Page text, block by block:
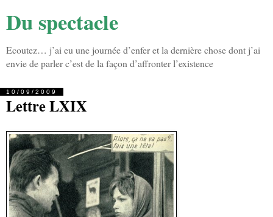
Du spectacle
Ecoutez… j’ai eu une journée d’enfer et la dernière chose dont j’ai
envie de parler c’est de la façon d’affronter l’existence
10/09/2009
Lettre LXIX